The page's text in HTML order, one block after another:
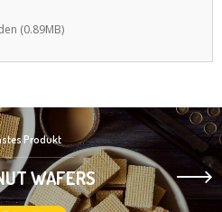
(0.89MB)
Produkt
WAFERS